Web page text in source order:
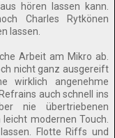
hören lassen kann.
Charles Rytkönen
lassen.
Arbeit am Mikro ab.
nicht ganz ausgereift
wirklich angenehme
auch schnell ins
nie übertriebenen
modernen Touch.
Flotte Riffs und